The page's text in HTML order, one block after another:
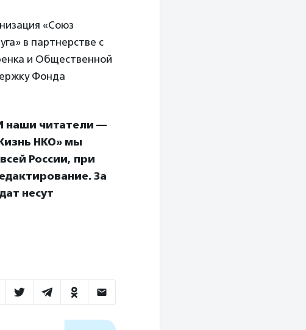
«Союз
в партнерстве с
и Общественной
Фонда
наши читатели —
НКО» мы
России, при
За
несут